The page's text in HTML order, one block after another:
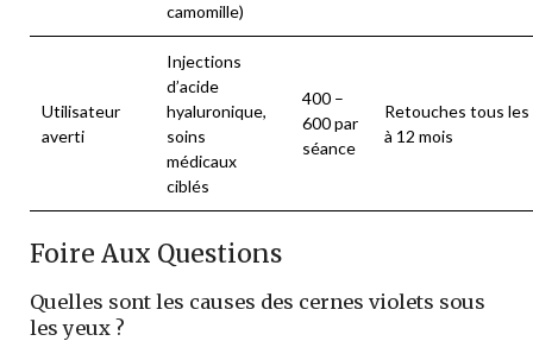
camomille)
Utilisateur
averti
Injections
d’acide
hyaluronique,
soins
médicaux
ciblés
400 –
600 par
séance
Retouches tous les
à 12 mois
Foire Aux Questions
Quelles sont les causes des cernes violets sous
les yeux ?